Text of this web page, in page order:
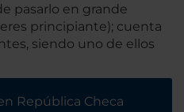
pasarlo en grande
principiante); cuenta
siendo uno de ellos
República Checa